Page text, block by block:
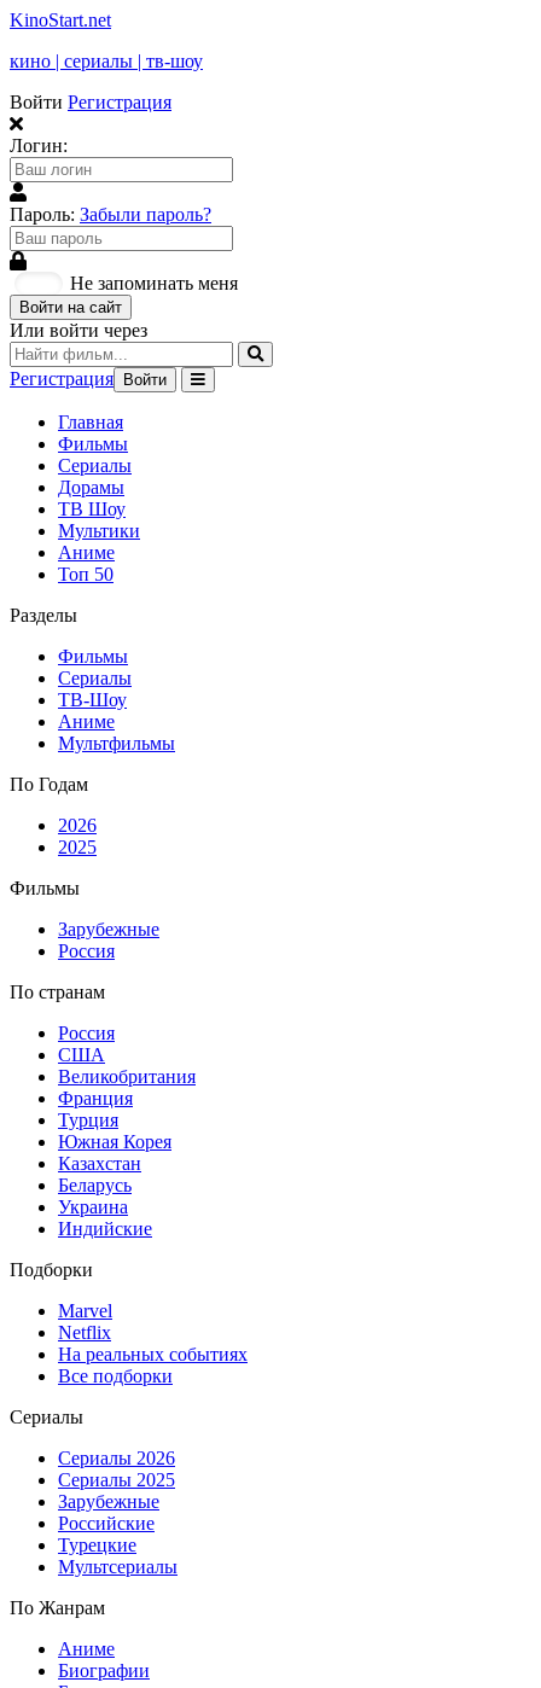
KinoStart.net
кино | сериалы | тв-шоу
Войти Регистрация
Логин:
Пароль: Забыли пароль?
Не запоминать меня
Войти на сайт
Или войти через
Регистрация Войти
Главная
Фильмы
Сериалы
Дорамы
ТВ Шоу
Мультики
Аниме
Топ 50
Разделы
Фильмы
Сериалы
ТВ-Шоу
Аниме
Мультфильмы
По Годам
2026
2025
Фильмы
Зарубежные
Россия
По странам
Россия
США
Великобритания
Франция
Турция
Южная Корея
Казахстан
Беларусь
Украина
Индийские
Подборки
Marvel
Netflix
На реальных событиях
Все подборки
Сериалы
Сериалы 2026
Сериалы 2025
Зарубежные
Российские
Турецкие
Мультсериалы
По Жанрам
Аниме
Биографии